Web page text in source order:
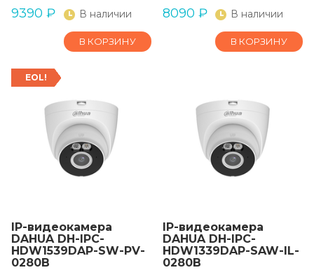
9390 ₽ В наличии
В КОРЗИНУ
8090 ₽ В наличии
В КОРЗИНУ
EOL!
IP-видеокамера
DAHUA DH-IPC-
HDW1539DAP-SW-PV-
0280B
IP-видеокамера
DAHUA DH-IPC-
HDW1339DAP-SAW-IL-
0280B